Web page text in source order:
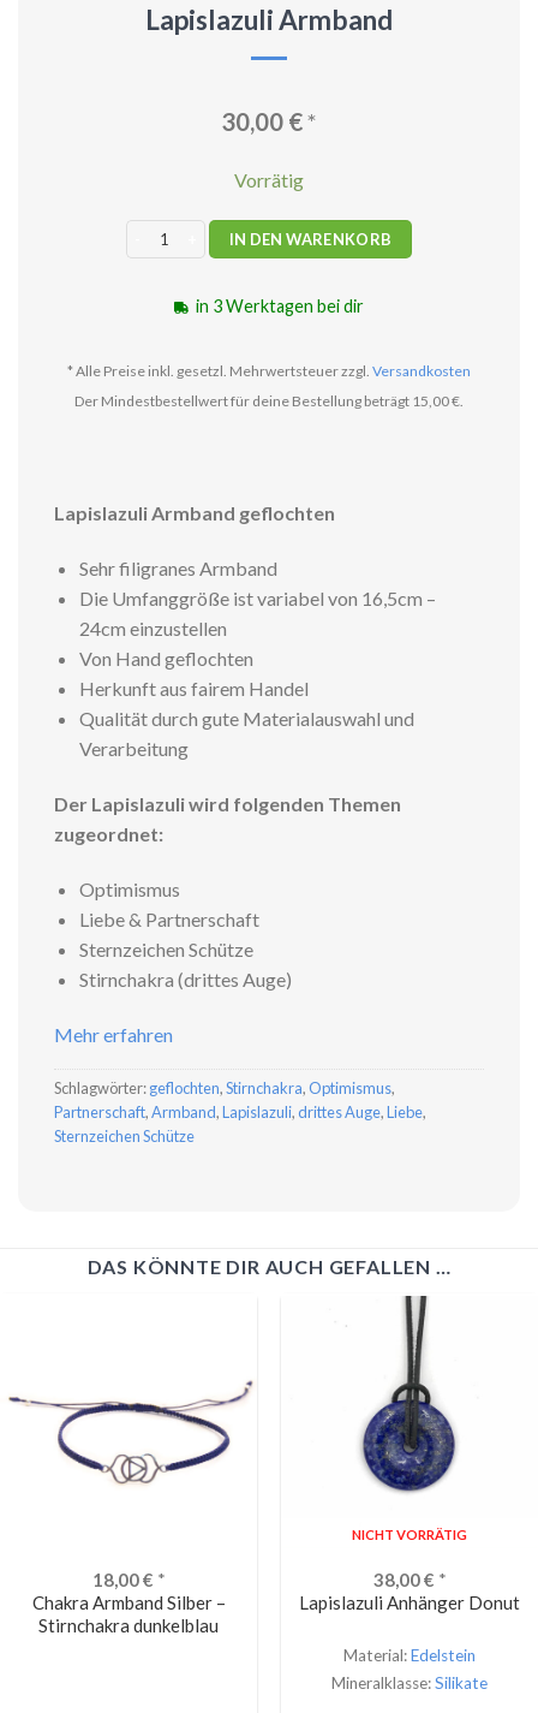
Lapislazuli Armband
30,00 €*
Vorrätig
Lapislazuli Armband Menge
IN DEN WARENKORB
in 3 Werktagen bei dir
* Alle Preise inkl. gesetzl. Mehrwertsteuer zzgl. Versandkosten
Der Mindestbestellwert für deine Bestellung beträgt 15,00 €.
Lapislazuli Armband geflochten
Sehr filigranes Armband
Die Umfanggröße ist variabel von 16,5cm –
24cm einzustellen
Von Hand geflochten
Herkunft aus fairem Handel
Qualität durch gute Materialauswahl und
Verarbeitung
Der Lapislazuli wird folgenden Themen
zugeordnet:
Optimismus
Liebe & Partnerschaft
Sternzeichen Schütze
Stirnchakra (drittes Auge)
Mehr erfahren
Schlagwörter:geflochten,Stirnchakra, Optimismus,
Partnerschaft,Armband,Lapislazuli, drittes Auge,Liebe,
Sternzeichen Schütze
DAS KÖNNTE DIR AUCH GEFALLEN …
18,00€ *
Chakra Armband Silber –
Stirnchakra dunkelblau
NICHT VORRÄTIG
38,00€ *
Lapislazuli Anhänger Donut
Material:Edelstein
Mineralklasse:Silikate